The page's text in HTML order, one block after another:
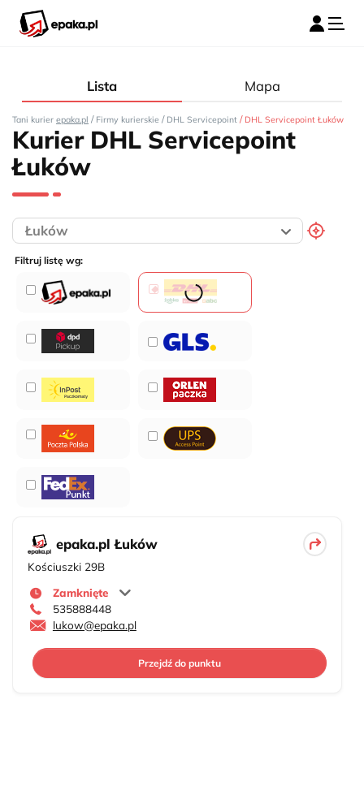
Lista Mapa
Tani kurier epaka.pl / Firmy kurierskie / DHL Servicepoint / DHL Servicepoint Łuków
Kurier DHL Servicepoint
Łuków
Filtruj listę wg:
epaka.pl Łuków
Kościuszki 29B
Zamknięte
535888448
lukow@epaka.pl
Przejdź do punktu